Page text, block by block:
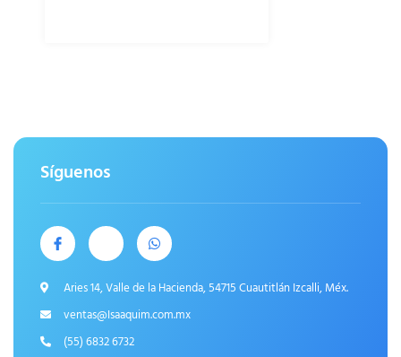
Síguenos
Aries 14, Valle de la Hacienda, 54715 Cuautitlán Izcalli, Méx.
ventas@Isaaquim.com.mx
(55) 6832 6732